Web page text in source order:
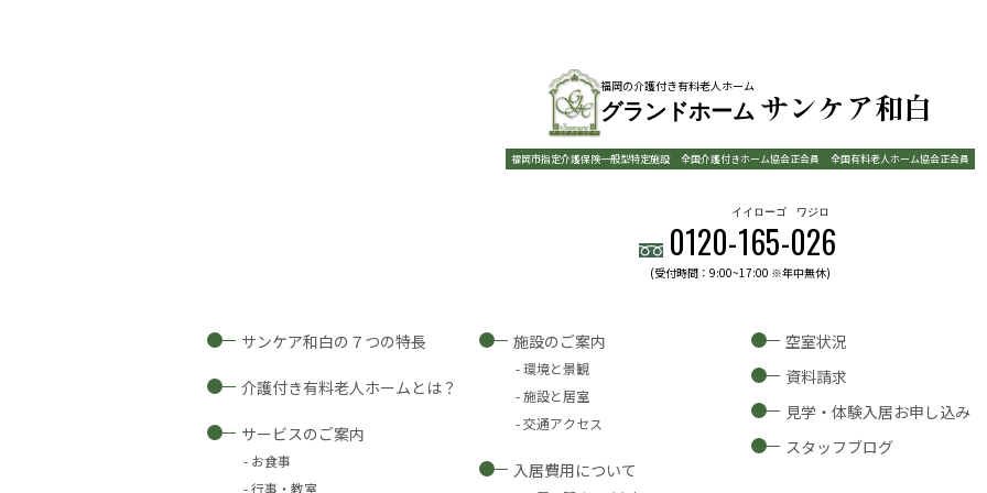
福岡の介護付き有料老人ホーム
グランドホーム サンケア和白
福岡市指定介護保険一般型特定施設 全国介護付きホーム協会正会員 全国有料老人ホーム協会正会員
0120-165
イイローゴ
-026
ワジロ
(受付時間：9:00~17:00 ※年中無休)
サンケア和白の７つの特長
介護付き有料老人ホームとは？
サービスのご案内
お食事
行事・教室
施設のご案内
環境と景観
施設と居室
交通アクセス
入居費用について
空室状況
資料請求
見学・体験入居お申し込み
スタッフブログ